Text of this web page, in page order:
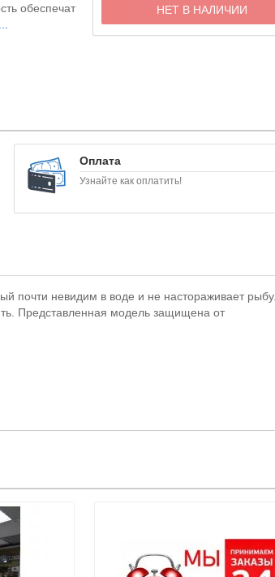
обеспечат
НЕТ В НАЛИЧИИ
Оплата
Узнайте как оплатить!
почти невидим в воде и не настораживает рыбу.
Представленная модель защищена от